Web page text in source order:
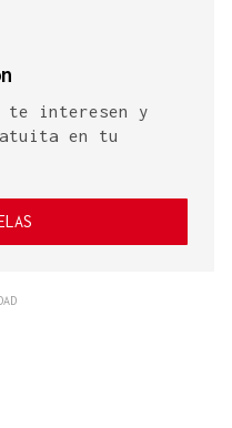
te interesen y
en tu